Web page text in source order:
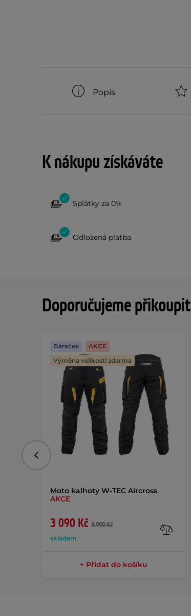
Popis
K nákupu získáváte
Splátky za 0%
Odložená platba
Doporučujeme přikoupit
Moto kalhoty W-TEC Aircross
AKCE
3 090 Kč 4 990 Kč
skladem
Dáreček
AKCE
Výměna velikosti zdarma
+ Přidat do košíku
Předchozí